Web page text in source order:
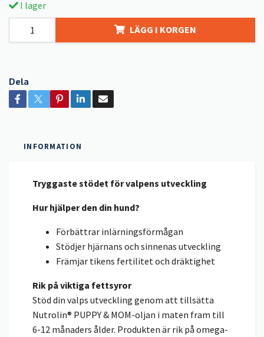
I lager
LÄGG I KORGEN
Dela
INFORMATION
Tryggaste stödet för valpens utveckling
Hur hjälper den din hund?
Förbättrar inlärningsförmågan
Stödjer hjärnans och sinnenas utveckling
Främjar tikens fertilitet och dräktighet
Rik på viktiga fettsyror
Stöd din valps utveckling genom att tillsätta
Nutrolin® PUPPY & MOM-oljan i maten fram till
6-12 månaders ålder. Produkten är rik på omega-